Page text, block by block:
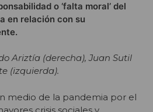
o ‘falta moral’ del
en relación con su
Ariztía (derecha), Juan Sutil
(izquierda).
medio de la pandemia por el